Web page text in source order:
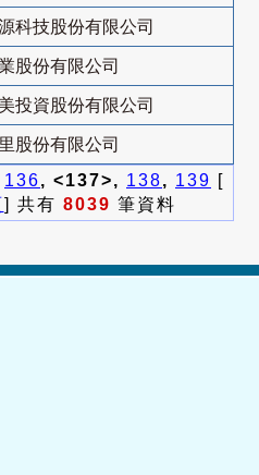
科技股份有限公司
股份有限公司
投資股份有限公司
股份有限公司
136, <137>, 138, 139 [
] 共有 8039 筆資料